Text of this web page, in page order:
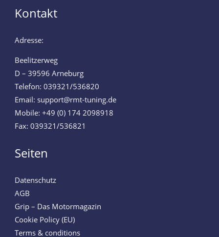
Kontakt
Adresse:
Beelitzerweg
D – 39596 Arneburg
Telefon: 039321/536820
Email: support@rmt-tuning.de
Mobile: +49 (0) 174 2098918
Fax: 039321/536821
Seiten
Datenschutz
AGB
Grip – Das Motormagazin
Cookie Policy (EU)
Terms & conditions